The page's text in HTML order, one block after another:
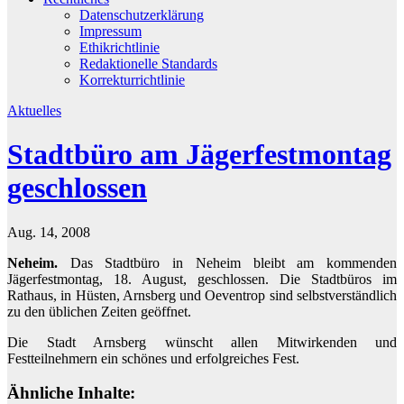
Datenschutzerklärung
Impressum
Ethikrichtlinie
Redaktionelle Standards
Korrekturrichtlinie
Aktuelles
Stadtbüro am Jägerfestmontag
geschlossen
Aug. 14, 2008
Neheim. Das Stadtbüro in Neheim bleibt am kommenden
Jägerfestmontag, 18. August, geschlossen. Die Stadtbüros im
Rathaus, in Hüsten, Arnsberg und Oeventrop sind selbstverständlich
zu den üblichen Zeiten geöffnet.
Die Stadt Arnsberg wünscht allen Mitwirkenden und
Festteilnehmern ein schönes und erfolgreiches Fest.
Ähnliche Inhalte: